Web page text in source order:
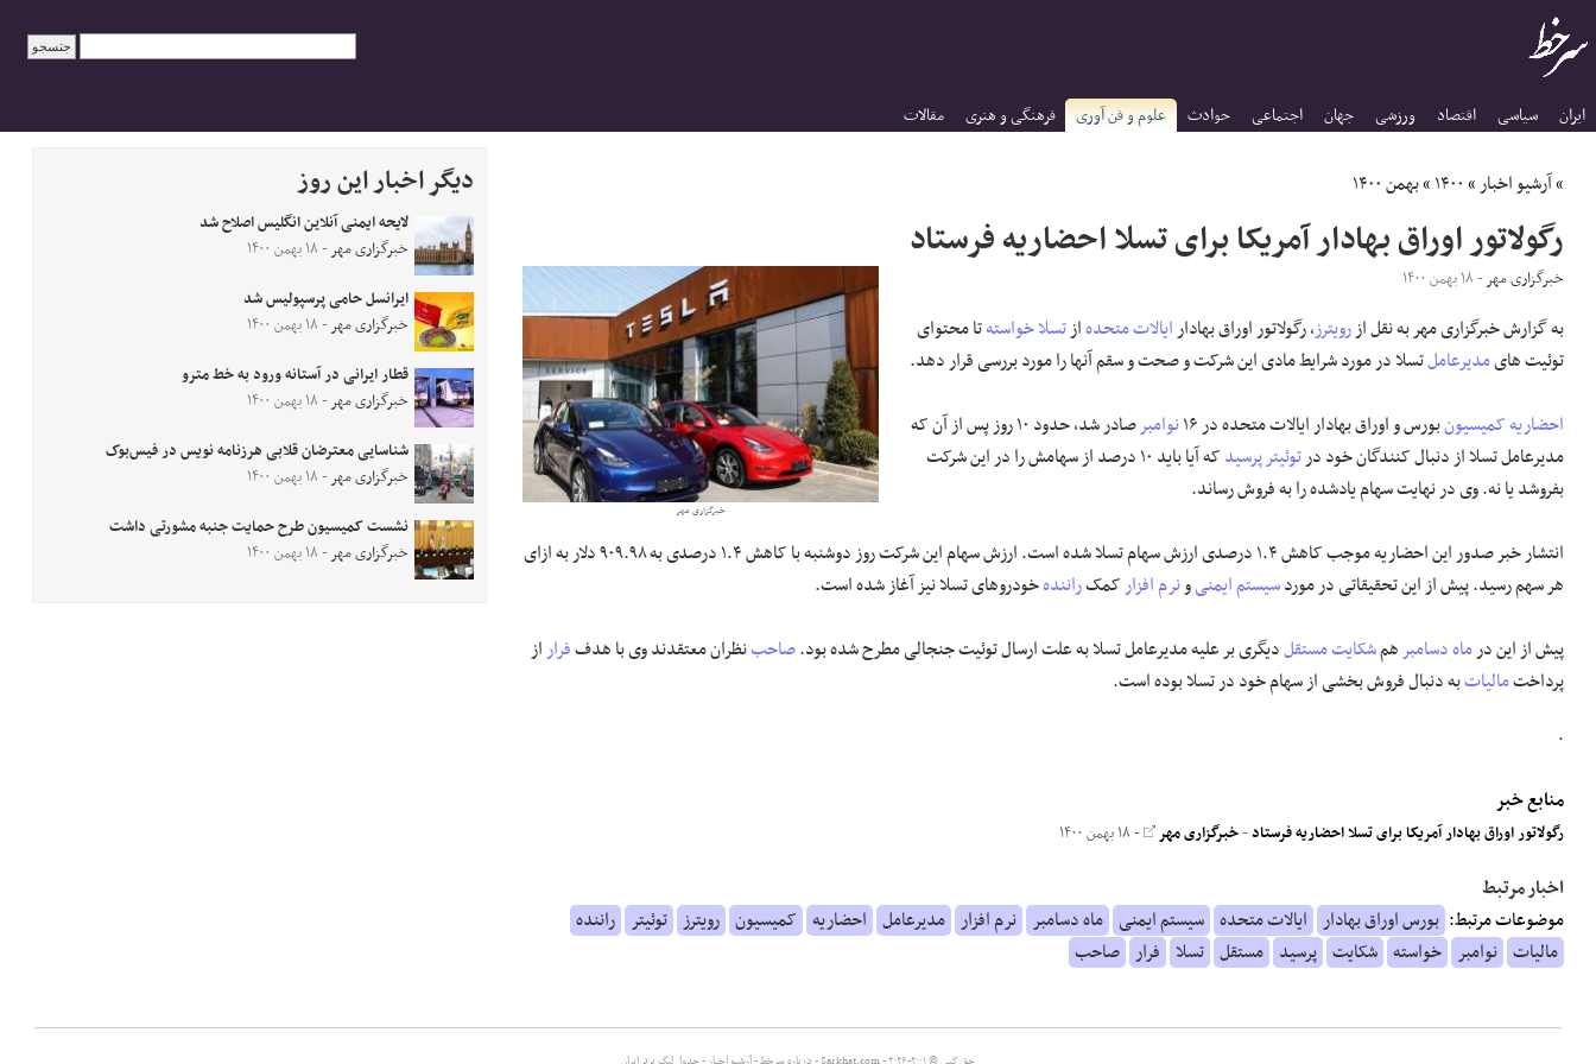
ایران سیاسی اقتصاد ورزشی جهان اجتماعی حوادث علوم و فن آوری فرهنگی و هنری مقالات
»آرشیو اخبار»۱۴۰۰»بهمن ۱۴۰۰
رگولاتور اوراق بهادار آمریکا برای تسلا احضاریه فرستاد
خبرگزاری مهر
خبرگزاری مهر- ۱۸ بهمن ۱۴۰۰
به گزارش خبرگزاری مهر به نقل ازرویترز، رگولاتور اوراق بهادارایالات متحدهازتسلاخواستهتا محتوای
توئیت هایمدیرعاملتسلا در مورد شرایط مادی این شرکت و صحت و سقم آنها را مورد بررسی قرار دهد.
احضاریهکمیسیونبورس و اوراق بهادار ایالات متحده در ۱۶ نوامبر
صادر شد، حدود ۱۰ روز پس از آن که
مدیرعامل تسلا از دنبال کنندگان خود درتوئیترپرسید
که آیا باید ۱۰ درصد از سهامش را در این شرکت
بفروشد یا نه. وی در نهایت سهام یادشده را به فروش رساند.
انتشار خبر صدور این احضاریه موجب کاهش ۱.۴ درصدی ارزش سهام تسلا شده است. ارزش سهام این شرکت روز دوشنبه با کاهش ۱.۴ درصدی به ۹۰۹.۹۸ دلار به ازای
هر سهم رسید. پیش از این تحقیقاتی در موردسیستم ایمنیونرم افزارکمکرانندهخودروهای تسلا نیز آغاز شده است.
پیش از این درماه دسامبرهمشکایتمستقلدیگری بر علیه مدیرعامل تسلا به علت ارسال توئیت جنجالی مطرح شده بود.صاحبنظران معتقدند وی با هدففراراز
پرداختمالیاتبه دنبال فروش بخشی از سهام خود در تسلا بوده است.
.
منابع خبر
رگولاتور اوراق بهادار آمریکا برای تسلا احضاریه فرستاد-خبرگزاری مهر - ۱۸ بهمن ۱۴۰۰
اخبار مرتبط
موضوعات مرتبط: بورس اوراق بهادار ایالات متحده سیستم ایمنی ماه دسامبر نرم افزار مدیرعامل احضاریه کمیسیون رویترز توئیتر راننده
مالیات نوامبر خواسته شکایت پرسید مستقل تسلا فرار صاحب
دیگر اخبار این روز
لایحه ایمنی آنلاین انگلیس اصلاح شد
خبرگزاری مهر- ۱۸ بهمن ۱۴۰۰
ایرانسل حامی پرسپولیس شد
خبرگزاری مهر- ۱۸ بهمن ۱۴۰۰
قطار ایرانی در آستانه ورود به خط مترو
خبرگزاری مهر- ۱۸ بهمن ۱۴۰۰
شناسایی معترضان قلابی هرزنامه نویس در فیس‌بوک
خبرگزاری مهر- ۱۸ بهمن ۱۴۰۰
نشست کمیسیون طرح حمایت جنبه مشورتی داشت
خبرگزاری مهر- ۱۸ بهمن ۱۴۰۰